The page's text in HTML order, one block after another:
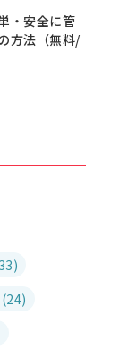
・安全に管
方法（無料/